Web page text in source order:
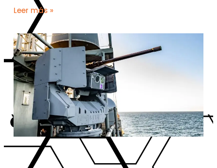
Leer más »